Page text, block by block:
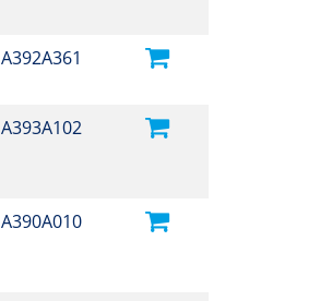
A392A361
A393A102
A390A010